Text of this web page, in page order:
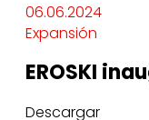
06.06.2024
Expansión
EROSKI
Descargar